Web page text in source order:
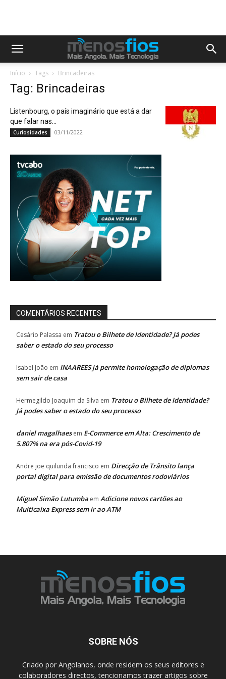
Início Tags Brincadeiras
Tag: Brincadeiras
Listenbourg, o país imaginário que está a dar
que falar nas...
Curiosidades 03/11/2022
COMENTÁRIOS RECENTES
Cesário Palassa em Tratou o Bilhete de Identidade? Já podes
saber o estado do seu processo
Isabel João em INAAREES já permite homologação de diplomas
sem sair de casa
Hermegildo Joaquim da Silva em Tratou o Bilhete de Identidade?
Já podes saber o estado do seu processo
daniel magalhaesem E-Commerce em Alta: Crescimento de
5.807% na era pós-Covid-19
Andre joe quilunda francisco em Direcção de Trânsito lança
portal digital para emissão de documentos rodoviários
Miguel Simão Lutumba em Adicione novos cartões ao
Multicaixa Express sem ir ao ATM
SOBRE NÓS
Criado por Angolanos, onde residem os seus editores e
colaboradores directos, tencionamos trazer artigos sobre